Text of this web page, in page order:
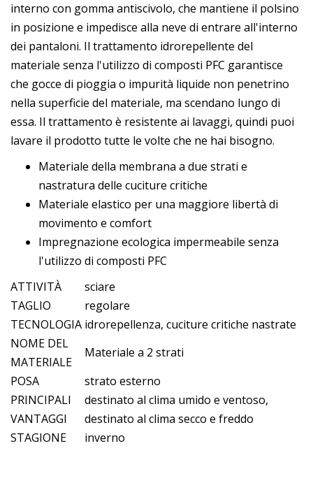
interno con gomma antiscivolo, che mantiene il polsino
in posizione e impedisce alla neve di entrare all'interno
dei pantaloni. Il trattamento idrorepellente del
materiale senza l'utilizzo di composti PFC garantisce
che gocce di pioggia o impurità liquide non penetrino
nella superficie del materiale, ma scendano lungo di
essa. Il trattamento è resistente ai lavaggi, quindi puoi
lavare il prodotto tutte le volte che ne hai bisogno.
Materiale della membrana a due strati e
nastratura delle cuciture critiche
Materiale elastico per una maggiore libertà di
movimento e comfort
Impregnazione ecologica impermeabile senza
l'utilizzo di composti PFC
ATTIVITÀ
sciare
TAGLIO
regolare
TECNOLOGIA idrorepellenza, cuciture critiche nastrate
NOME DEL
MATERIALE
Materiale a 2 strati
POSA
strato esterno
PRINCIPALI
VANTAGGI
destinato al clima umido e ventoso,
destinato al clima secco e freddo
STAGIONE
inverno